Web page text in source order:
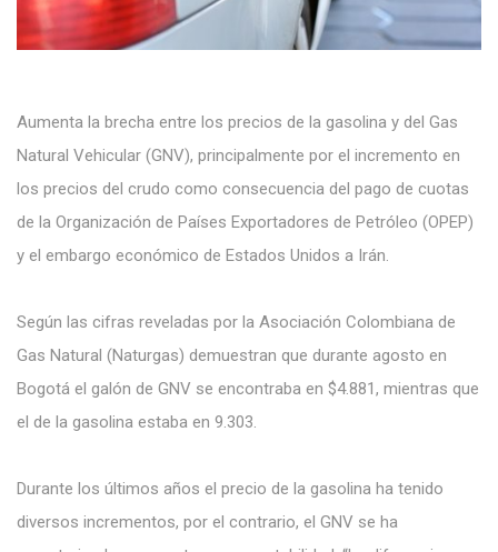
Aumenta la brecha entre los precios de la gasolina y del Gas
Natural Vehicular (GNV), principalmente por el incremento en
los precios del crudo como consecuencia del pago de cuotas
de la Organización de Países Exportadores de Petróleo (OPEP)
y el embargo económico de Estados Unidos a Irán.
Según las cifras reveladas por la Asociación Colombiana de
Gas Natural (Naturgas) demuestran que durante agosto en
Bogotá el galón de GNV se encontraba en $4.881, mientras que
el de la gasolina estaba en 9.303.
Durante los últimos años el precio de la gasolina ha tenido
diversos incrementos, por el contrario, el GNV se ha